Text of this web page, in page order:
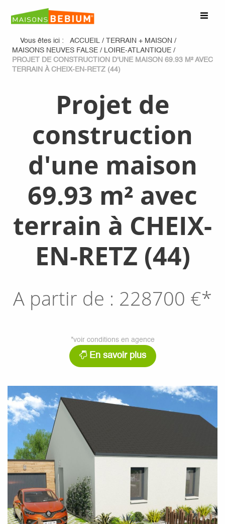
Vous êtes ici : ACCUEIL / TERRAIN + MAISON /
MAISONS NEUVES FALSE / LOIRE-ATLANTIQUE /
PROJET DE CONSTRUCTION D'UNE MAISON 69.93 M² AVEC
TERRAIN À CHEIX-EN-RETZ (44)
Projet de
construction
d'une maison
69.93 m² avec
terrain à CHEIX-
EN-RETZ (44)
A partir de : 228700 €*
*voir conditions en agence
En savoir plus